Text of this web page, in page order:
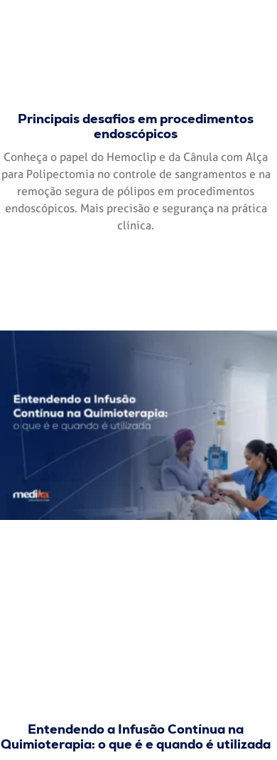
Principais desafios em procedimentos
endoscópicos
Conheça o papel do Hemoclip e da Cânula com Alça
para Polipectomia no controle de sangramentos e na
remoção segura de pólipos em procedimentos
endoscópicos. Mais precisão e segurança na prática
clínica.
Entendendo a Infusão Contínua na
Quimioterapia: o que é e quando é utilizada